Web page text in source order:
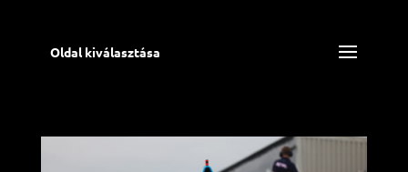
Oldal kiválasztása